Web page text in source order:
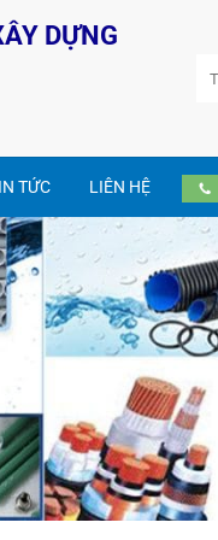
DỰNG
TỨC LIÊN HỆ